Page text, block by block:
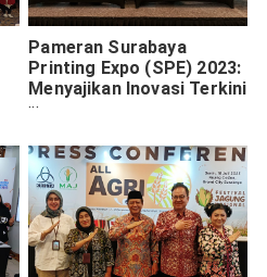
Pameran Surabaya
Printing Expo (SPE) 2023:
Menyajikan Inovasi Terkini
dalam Industri Ekonomi